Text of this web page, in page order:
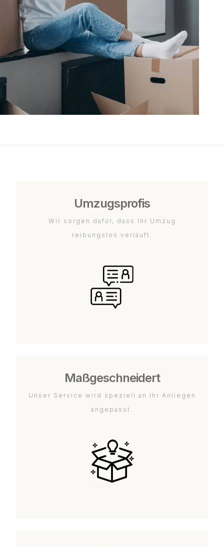
Umzugsprofis
Wir sorgen dafür, dass Ihr Umzug
reibungslos verläuft.
Maßgeschneidert
Unser Service wird speziell an Ihr Anliegen
angepasst.